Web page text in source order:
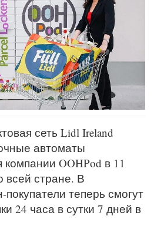
сеть Lidl Ireland
автоматы
OOHPod в 11
всей стране. В
теперь смогут
24 часа в сутки 7 дней в